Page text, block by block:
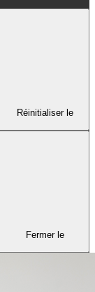
Réinitialiser le
Fermer le